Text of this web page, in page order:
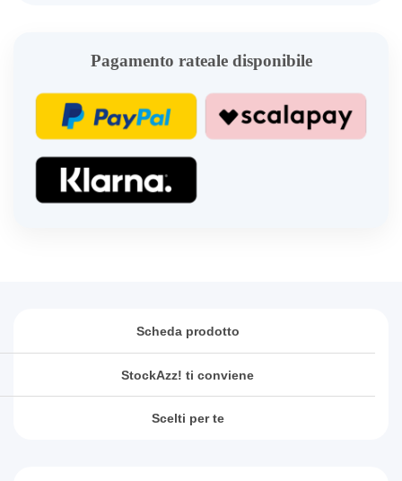
Pagamento rateale disponibile
Scheda prodotto
StockAzz! ti conviene
Scelti per te